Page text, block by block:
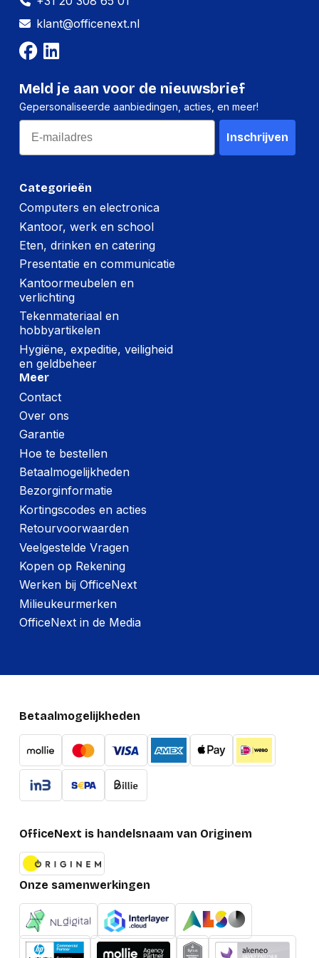
interface
600, 800 x 800
Logistieke gegevens
13,500 g
(Buitenste)
hoofdverpakking
hoogte
195 mm
(Buitenste)
hoofdverpakking
lengte
978 mm
(Buitenste)
hoofdverpakking
breedte
(Buitenste)
hoofdverpakking
brutogewicht
geharmoniseerd
systeem (HS)
Technische details
Garantieperiode
Land van herkomst
Verpakking
Diepte verpakking
Hoogte verpakking
Categorieën
Computers en electronica
Kantoor, werk en school
Eten, drinken en catering
Presentatie en communicatie
Kantoormeubelen en
verlichting
Tekenmateriaal en
hobbyartikelen
Hygiëne, expeditie, veiligheid
en geldbeheer
Meer
Contact
Over ons
Garantie
Hoe te bestellen
Betaalmogelijkheden
Bezorginformatie
Kortingscodes en acties
Retourvoorwaarden
Veelgestelde Vragen
Kopen op Rekening
Werken bij OfficeNext
Milieukeurmerken
OfficeNext in de Media
klant@officenext.nl
Meld je aan voor de nieuwsbrief
Gepersonaliseerde aanbiedingen, acties, en meer!
Email
Inschrijven
Betaalmogelijkheden
OfficeNext is handelsnaam van Originem
Onze samenwerkingen